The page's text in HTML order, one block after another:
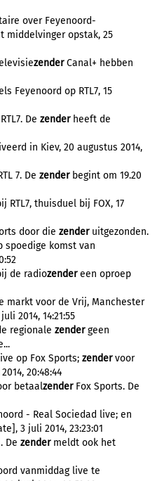
over Feyenoord-
middelvinger opstak, 25
zenderCanal+ hebben
Feyenoord op RTL7, 15
De zenderheeft de
in Kiev, 20 augustus 2014,
7. De zenderbegint om 19.20
RTL7, thuisduel bij FOX, 17
door die zenderuitgezonden.
spoedige komst van
de radiozendereen oproep
markt voor de Vrij, Manchester
2014, 14:21:55
regionale zendergeen
op Fox Sports; zendervoor
20:48:44
betaalzenderFox Sports. De
- Real Sociedad live; en
3 juli 2014, 23:23:01
De zendermeldt ook het
vanmiddag live te